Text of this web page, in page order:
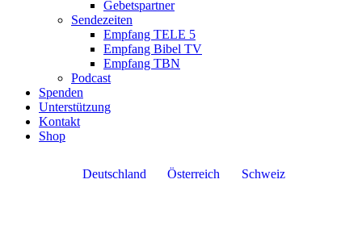
Gebetspartner
Sendezeiten
Empfang TELE 5
Empfang Bibel TV
Empfang TBN
Podcast
Spenden
Unterstützung
Kontakt
Shop
Deutschland Österreich Schweiz